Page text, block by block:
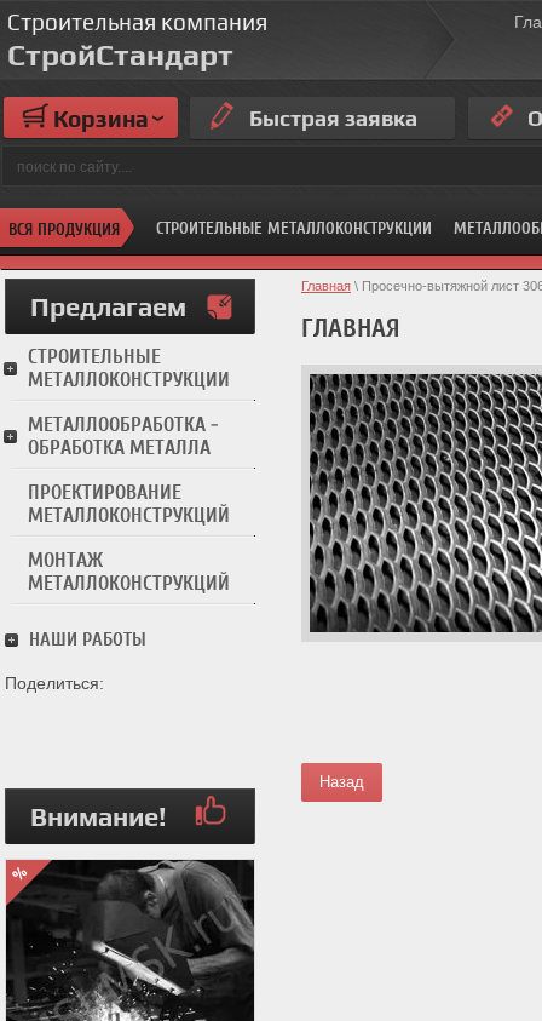
Строительная компания
СтройСтандарт
Быстрая заявка
Корзина
ВСЯ ПРОДУКЦИЯ СТРОИТЕЛЬНЫЕ МЕТАЛЛОКОНСТРУКЦИИ
Предлагаем
СТРОИТЕЛЬНЫЕ
МЕТАЛЛОКОНСТРУКЦИИ
МЕТАЛЛООБРАБОТКА -
ОБРАБОТКА МЕТАЛЛА
ПРОЕКТИРОВАНИЕ
МЕТАЛЛОКОНСТРУКЦИЙ
МОНТАЖ
МЕТАЛЛОКОНСТРУКЦИЙ
НАШИ РАБОТЫ
Поделиться:
Внимание!
Главная \ Просечно-вытяжной лист
ГЛАВНАЯ
Назад